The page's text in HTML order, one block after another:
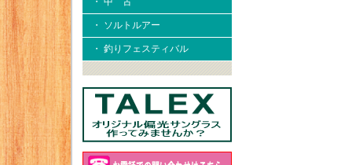
・ ソルトルアー
・ 釣りフェスティバル